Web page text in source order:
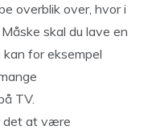
overblik over, hvor i
skal du lave en
for eksempel
TV.
det at være